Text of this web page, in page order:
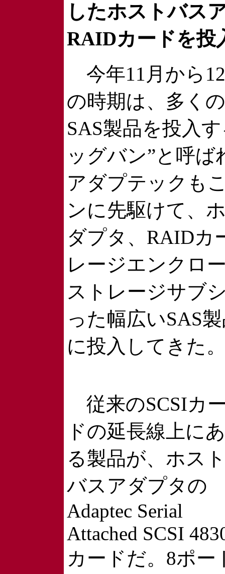
したホストバス
RAIDカードを投
今年11月から
の時期は、多く
SAS製品を投入
ッグバン”と呼ば
アダプテックも
ンに先駆けて、
ダプタ、RAIDカ
レージエンクロ
ストレージサブ
った幅広いSAS
に投入してきた
従来のSCSIカ
ドの延長線上にあ
る製品が、ホス
バスアダプタの
Adaptec Serial
Attached SCSI
カードだ。8ポー